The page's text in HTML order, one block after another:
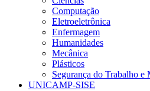
Computação
Eletroeletrônica
Enfermagem
Humanidades
Mecânica
Plásticos
Segurança do Trabalho e
UNICAMP-SISE